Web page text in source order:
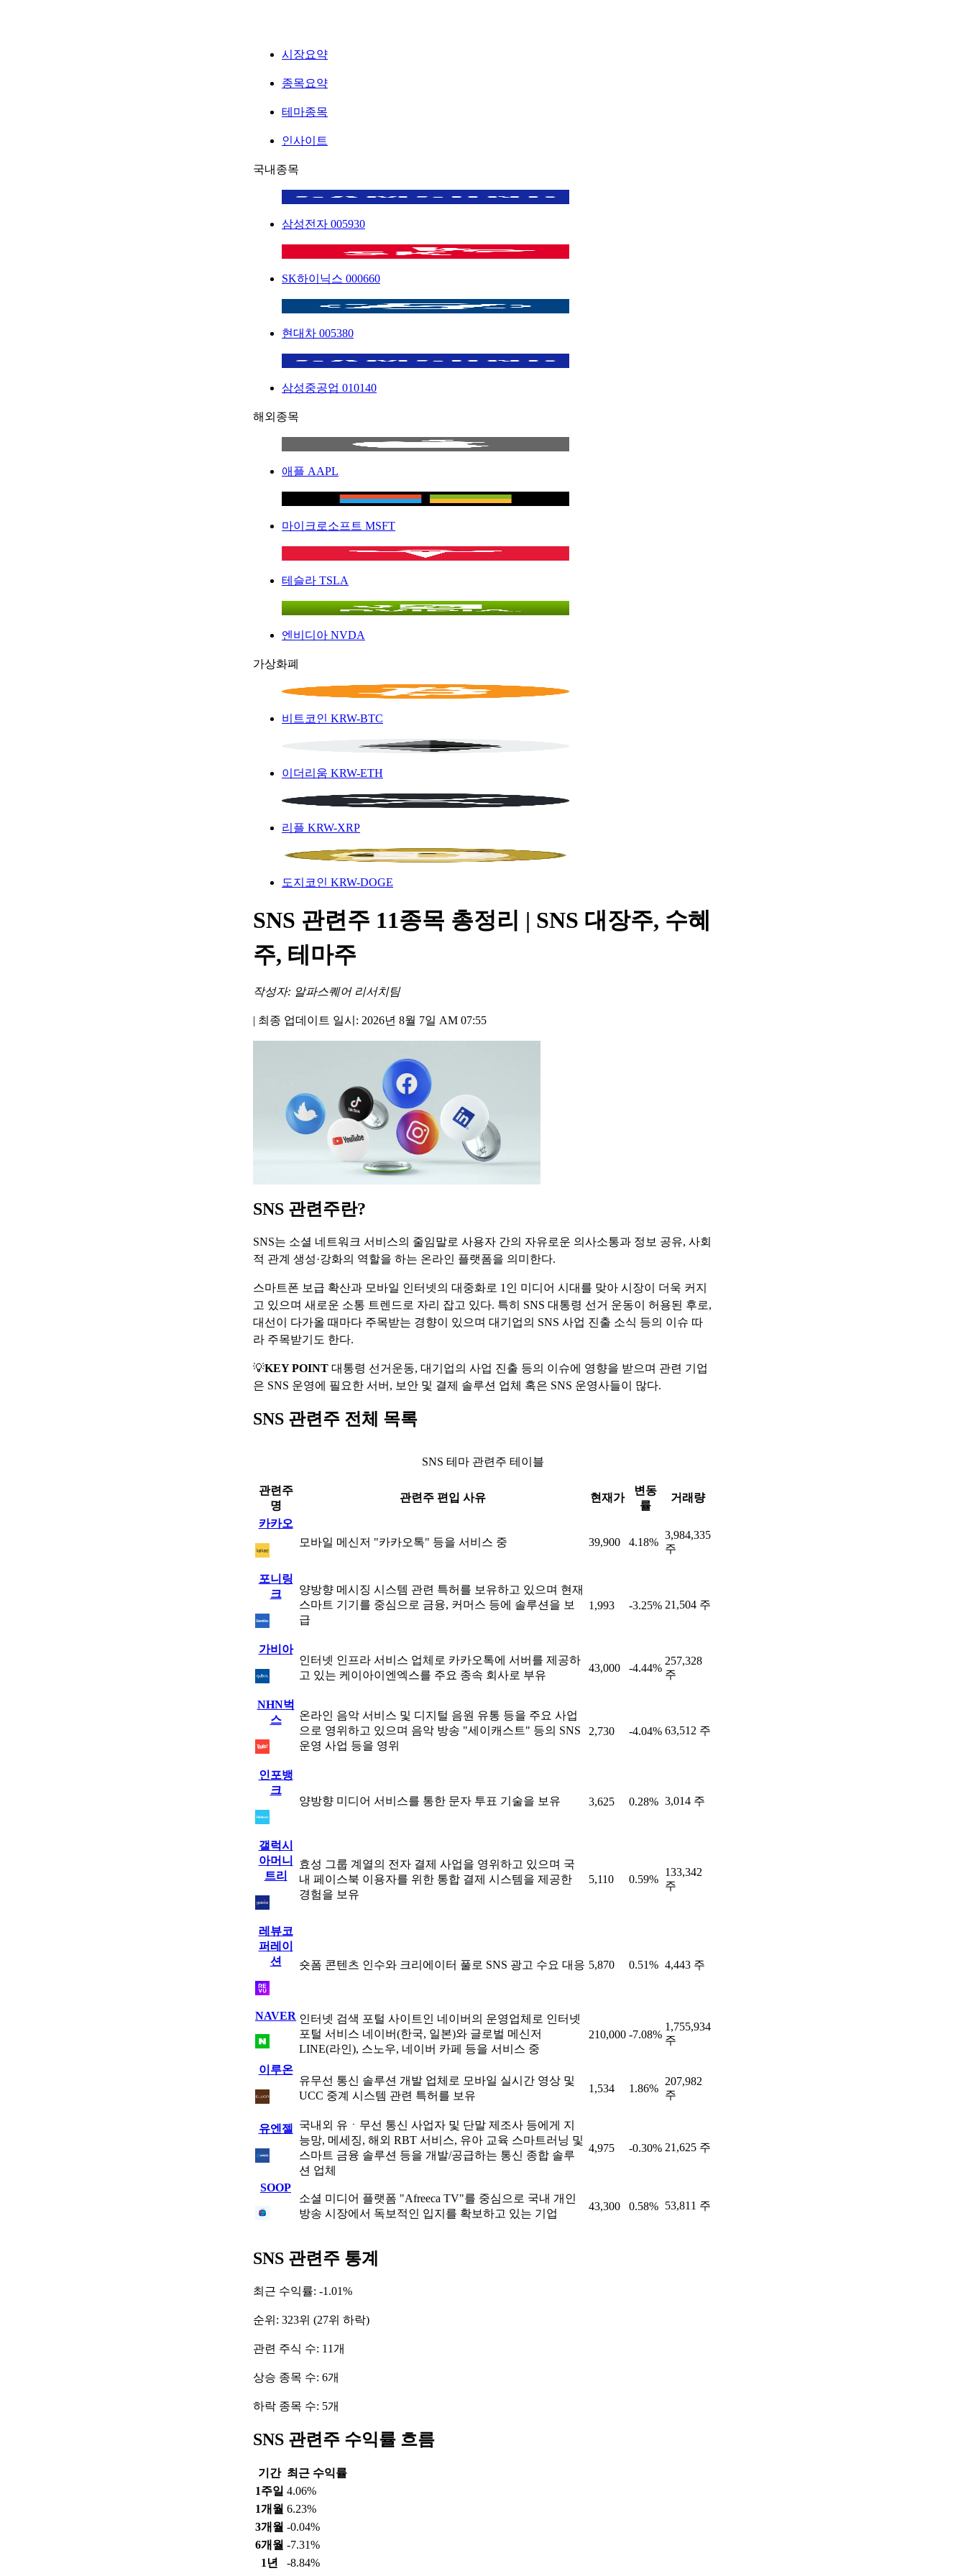
시장요약
종목요약
테마종목
인사이트
국내종목
삼성전자 005930
SK하이닉스 000660
현대차 005380
삼성중공업 010140
해외종목
애플 AAPL
마이크로소프트 MSFT
테슬라 TSLA
엔비디아 NVDA
가상화폐
비트코인 KRW-BTC
이더리움 KRW-ETH
리플 KRW-XRP
도지코인 KRW-DOGE
SNS 관련주 11종목 총정리 | SNS 대장주, 수혜
주, 테마주
작성자: 알파스퀘어 리서치팀
| 최종 업데이트 일시: 2026년 8월 7일 AM 07:55
SNS 관련주란?
SNS는 소셜 네트워크 서비스의 줄임말로 사용자 간의 자유로운 의사소통과 정보 공유, 사회
적 관계 생성·강화의 역할을 하는 온라인 플랫폼을 의미한다.
스마트폰 보급 확산과 모바일 인터넷의 대중화로 1인 미디어 시대를 맞아 시장이 더욱 커지
고 있으며 새로운 소통 트렌드로 자리 잡고 있다. 특히 SNS 대통령 선거 운동이 허용된 후로,
대선이 다가올 때마다 주목받는 경향이 있으며 대기업의 SNS 사업 진출 소식 등의 이슈 따
라 주목받기도 한다.
💡KEY POINT 대통령 선거운동, 대기업의 사업 진출 등의 이슈에 영향을 받으며 관련 기업
은 SNS 운영에 필요한 서버, 보안 및 결제 솔루션 업체 혹은 SNS 운영사들이 많다.
SNS 관련주 전체 목록
SNS 테마 관련주 테이블
관련주
명
관련주 편입 사유 현재가
변동
률
거래량
카카오
모바일 메신저 "카카오톡" 등을 서비스 중
39,900 4.18%
3,984,335
주
포니링
크
양방향 메시징 시스템 관련 특허를 보유하고 있으며 현재
스마트 기기를 중심으로 금융, 커머스 등에 솔루션을 보
급
1,993 -3.25% 21,504 주
가비아
인터넷 인프라 서비스 업체로 카카오톡에 서버를 제공하
고 있는 케이아이엔엑스를 주요 종속 회사로 부유
43,000 -4.44%
257,328
주
NHN벅
스
온라인 음악 서비스 및 디지털 음원 유통 등을 주요 사업
으로 영위하고 있으며 음악 방송 "세이캐스트" 등의 SNS
운영 사업 등을 영위
2,730 -4.04% 63,512 주
인포뱅
크
양방향 미디어 서비스를 통한 문자 투표 기술을 보유
3,625 0.28% 3,014 주
갤럭시
아머니
트리
효성 그룹 계열의 전자 결제 사업을 영위하고 있으며 국
내 페이스북 이용자를 위한 통합 결제 시스템을 제공한
경험을 보유
5,110 0.59%
133,342
주
레뷰코
퍼레이
션
숏폼 콘텐츠 인수와 크리에이터 풀로 SNS 광고 수요 대응 5,870 0.51% 4,443 주
NAVER 인터넷 검색 포털 사이트인 네이버의 운영업체로 인터넷
포털 서비스 네이버(한국, 일본)와 글로벌 메신저
LINE(라인), 스노우, 네이버 카페 등을 서비스 중
210,000 -7.08%
1,755,934
주
이루온
유무선 통신 솔루션 개발 업체로 모바일 실시간 영상 및
UCC 중계 시스템 관련 특허를 보유
1,534 1.86%
207,982
주
유엔젤
국내외 유ㆍ무선 통신 사업자 및 단말 제조사 등에게 지
능망, 메세징, 해외 RBT 서비스, 유아 교육 스마트러닝 및
스마트 금융 솔루션 등을 개발/공급하는 통신 종합 솔루
션 업체
4,975 -0.30% 21,625 주
SOOP
소셜 미디어 플랫폼 "Afreeca TV"를 중심으로 국내 개인
방송 시장에서 독보적인 입지를 확보하고 있는 기업
43,300 0.58% 53,811 주
SNS 관련주 통계
최근 수익률: -1.01%
순위: 323위 (27위 하락)
관련 주식 수: 11개
상승 종목 수: 6개
하락 종목 수: 5개
SNS 관련주 수익률 흐름
기간 최근 수익률
1주일 4.06%
1개월 6.23%
3개월 -0.04%
6개월 -7.31%
1년
-8.84%